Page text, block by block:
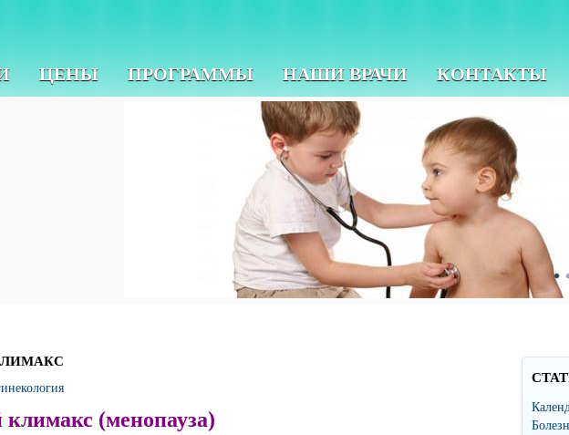
ЦЕНЫ ПРОГРАММЫ НАШИ ВРАЧИ КОНТАКТЫ
(менопауза)